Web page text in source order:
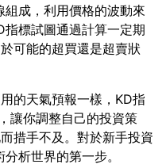
成，利用價格的波動來
標試圖通過計算一定期
可能的超買還是超賣狀
的天氣預報一樣，KD指
讓你調整自己的投資策
措手不及。對於新手投資